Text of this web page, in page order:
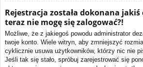
Rejestracja została dokonana jakiś
teraz nie mogę się zalogować?!
Możliwe, że z jakiegoś powodu administrator
twoje konto. Wiele witryn, aby zmniejszyć
cyklicznie usuwa użytkowników, którzy nic nie
Jeśli tak się stało, spróbuj zarejestrować się